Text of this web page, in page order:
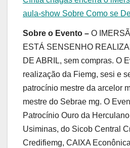
aula-show Sobre Como se
Sobre o Evento – O
ESTÁ SENSENHO
DE ABRIL, sem compras. O
realização da Fiemg, sesi e
patrocínio mestre da arcelor
mestre do Sebrae mg. O
Patrocínio Ouro da
Usiminas, do Sicob Central
Credifiemg, CAIXA